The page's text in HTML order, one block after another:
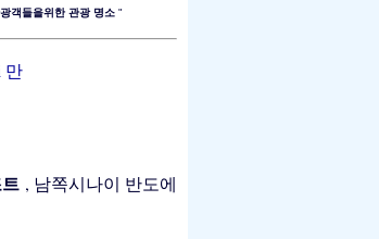
객들을위한 관광 명소 "
만
, 남쪽시나이 반도에